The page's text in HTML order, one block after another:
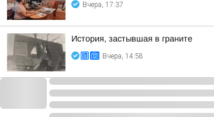
Вчера, 17:37
История, застывшая в граните
Вчера, 14:58